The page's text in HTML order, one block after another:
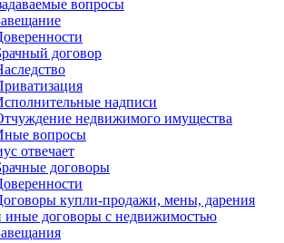
вопросы
договор
надписи
недвижимого имущества
вопросы
отвечает
договоры
купли-продажи, мены, дарения
иные договоры с недвижимостью